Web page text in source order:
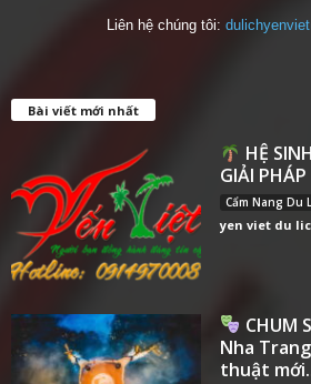
Liên hệ chúng tôi:
Bài viết mới nhất
HỆ
GIẢI
Cẩm Nang Du
yen viet du
CHUM
Nha
thuật